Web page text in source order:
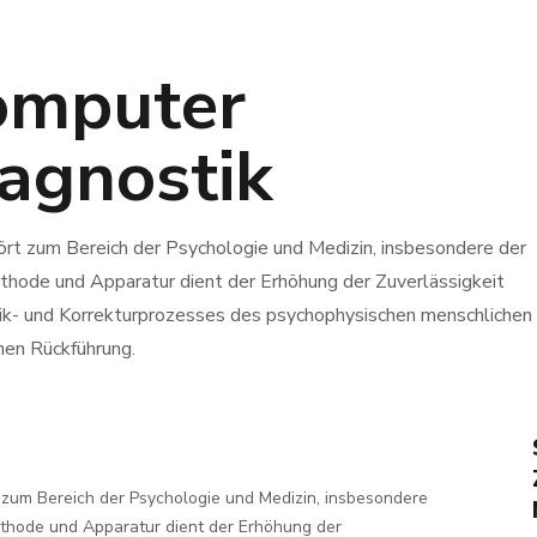
zum Bereich der Psychologie und Medizin, insbesondere der
und Apparatur dient der Erhöhung der Zuverlässigkeit
und Korrekturprozesses des psychophysischen menschlichen
Rückführung.
Bereich der Psychologie und Medizin, insbesondere
und Apparatur dient der Erhöhung der